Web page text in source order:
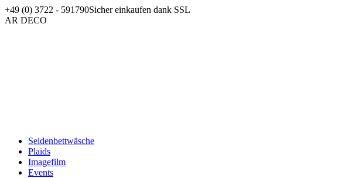
Zum
Inhalt
+49 (0) 3722 - 591790Sicher einkaufen dank SSL
Facebook
AR DECO
Seidenbettwäsche
Plaids
Imagefilm
Events